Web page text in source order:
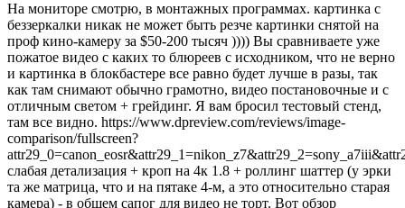
На мониторе смотрю, в монтажных программах. картинка с
беззеркалки никак не может быть резче картинки снятой на
проф кино-камеру за $50-200 тысяч )))) Вы сравниваете уже
пожатое видео с каких то блюреев с исходником, что не верно
и картинка в блокбастере все равно будет лучше в разы, так
как там снимают обычно грамотно, видео постановочные и с
отличным светом + грейдинг. Я вам бросил тестовый стенд,
там все видно. https://www.dpreview.com/reviews/image-
comparison/fullscreen?
слабая детализация + кроп на 4к 1.8 + роллинг шаттер (у эрки
та же матрица, что и на пятаке 4-м, а это относительно старая
камера) - в общем сапог для видео не торт. Вот обзор